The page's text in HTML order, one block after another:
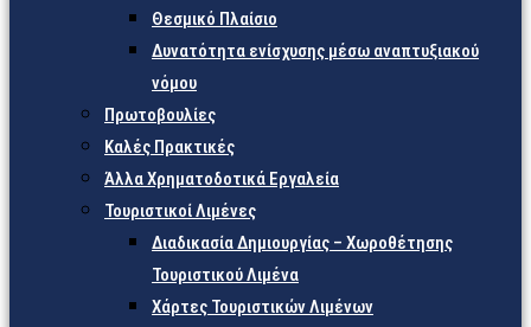
Θεσμικό Πλαίσιο
Δυνατότητα ενίσχυσης μέσω αναπτυξιακού
νόμου
Πρωτοβουλίες
Καλές Πρακτικές
Άλλα Χρηματοδοτικά Εργαλεία
Τουριστικοί Λιμένες
Διαδικασία Δημιουργίας – Χωροθέτησης
Τουριστικού Λιμένα
Χάρτες Τουριστικών Λιμένων